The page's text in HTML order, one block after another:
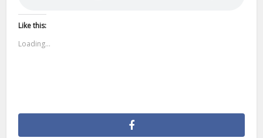
Like this:
Loading...